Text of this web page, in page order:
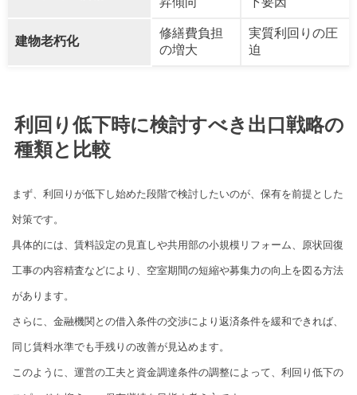
建物老朽化
修繕費負担
の増大
実質利回りの圧
迫
利回り低下時に検討すべき出口戦略の
種類と比較
まず、利回りが低下し始めた段階で検討したいのが、保有を前提とした
対策です。
具体的には、賃料設定の見直しや共用部の小規模リフォーム、原状回復
工事の内容精査などにより、空室期間の短縮や募集力の向上を図る方法
があります。
さらに、金融機関との借入条件の交渉により返済条件を緩和できれば、
同じ賃料水準でも手残りの改善が見込めます。
このように、運営の工夫と資金調達条件の調整によって、利回り低下の